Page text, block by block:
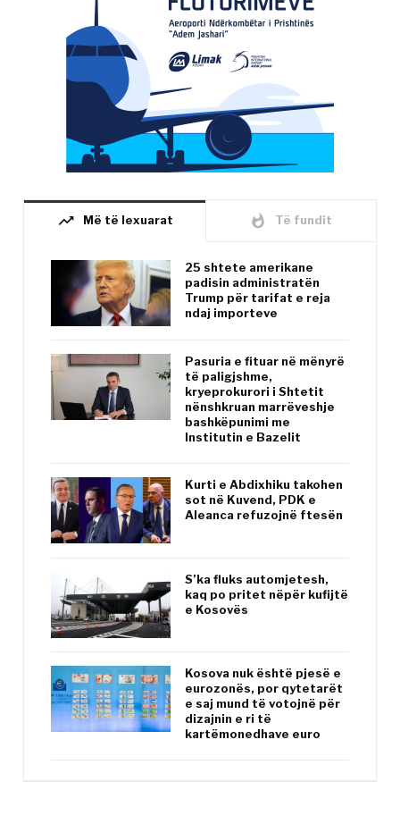
trending_up Më të lexuarat whatshot Të fundit
25 shtete amerikane
padisin administratën
Trump për tarifat e reja
ndaj importeve
Pasuria e fituar në mënyrë
të paligjshme,
kryeprokurori i Shtetit
nënshkruan marrëveshje
bashkëpunimi me
Institutin e Bazelit
Kurti e Abdixhiku takohen
sot në Kuvend, PDK e
Aleanca refuzojnë ftesën
S’ka fluks automjetesh,
kaq po pritet nëpër kufijtë
e Kosovës
Kosova nuk është pjesë e
eurozonës, por qytetarët
e saj mund të votojnë për
dizajnin e ri të
kartëmonedhave euro